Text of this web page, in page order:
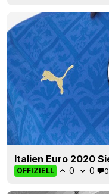
Italien Euro 2020
OFFIZIELL 0 0 0